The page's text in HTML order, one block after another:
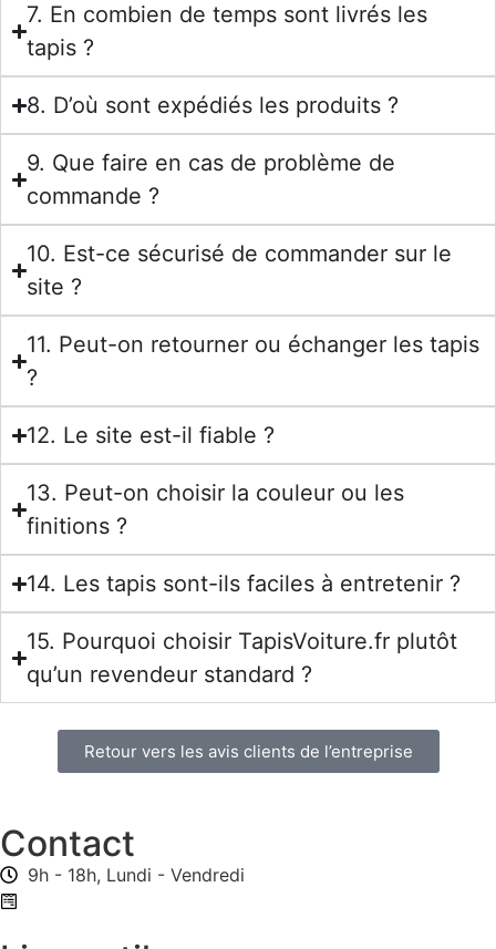
7. En combien de temps sont livrés les
tapis ?
8. D’où sont expédiés les produits ?
9. Que faire en cas de problème de
commande ?
10. Est-ce sécurisé de commander sur le
site ?
11. Peut-on retourner ou échanger les tapis
?
12. Le site est-il fiable ?
13. Peut-on choisir la couleur ou les
finitions ?
14. Les tapis sont-ils faciles à entretenir ?
15. Pourquoi choisir TapisVoiture.fr plutôt
qu’un revendeur standard ?
Retour vers les avis clients de l’entreprise
Contact
9h - 18h, Lundi - Vendredi